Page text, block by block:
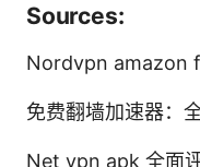
Sources:
Nordvpn amazon
免费翻墙加速器：
Net vpn apk 全面